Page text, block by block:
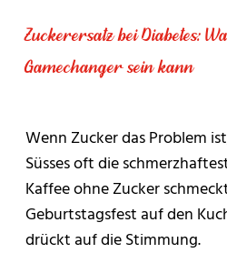
Zuckerersatz bei Diabetes:
Gamechanger sein kann
Wenn Zucker das Problem
Süsses oft die
Kaffee ohne Zucker
Geburtstagsfest auf den
drückt auf die Stimmung.